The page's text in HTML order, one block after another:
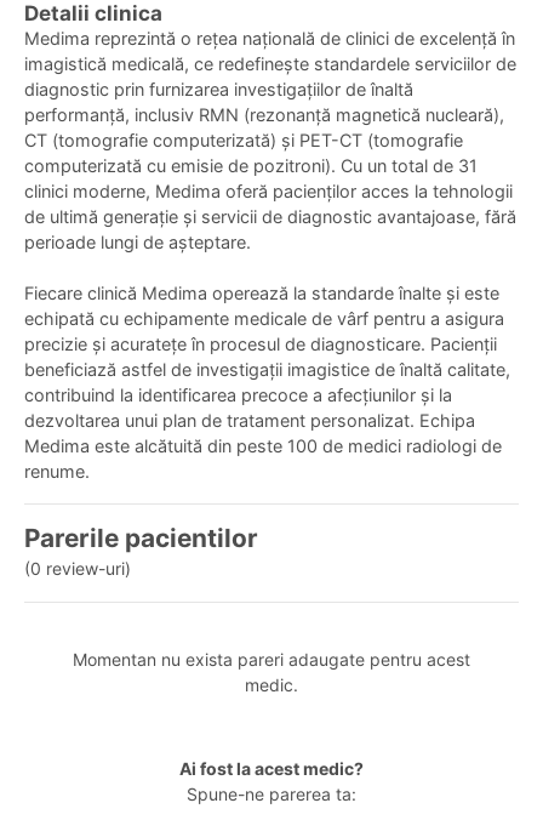
Detalii clinica
Medima reprezintă o rețea națională de clinici de excelență în
imagistică medicală, ce redefinește standardele serviciilor de
diagnostic prin furnizarea investigațiilor de înaltă
performanță, inclusiv RMN (rezonanță magnetică nucleară),
CT (tomografie computerizată) și PET-CT (tomografie
computerizată cu emisie de pozitroni). Cu un total de 31
clinici moderne, Medima oferă pacienților acces la tehnologii
de ultimă generație și servicii de diagnostic avantajoase, fără
perioade lungi de așteptare.
Fiecare clinică Medima operează la standarde înalte și este
echipată cu echipamente medicale de vârf pentru a asigura
precizie și acuratețe în procesul de diagnosticare. Pacienții
beneficiază astfel de investigații imagistice de înaltă calitate,
contribuind la identificarea precoce a afecțiunilor și la
dezvoltarea unui plan de tratament personalizat. Echipa
Medima este alcătuită din peste 100 de medici radiologi de
renume.
Parerile pacientilor
(0 review-uri)
Momentan nu exista pareri adaugate pentru acest
medic.
Ai fost la acest medic?
Spune-ne parerea ta: